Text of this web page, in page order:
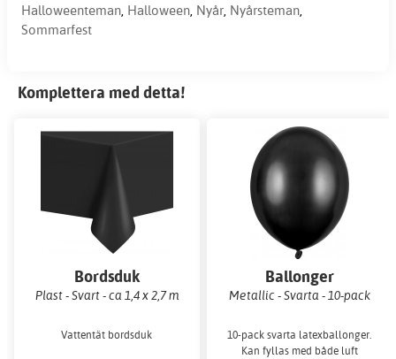
Halloweenteman, Halloween, Nyår, Nyårsteman,
Sommarfest
Komplettera med detta!
Bordsduk
Plast - Svart - ca 1,4 x 2,7 m
Vattentät bordsduk
Ballonger
Metallic - Svarta - 10-pack
10-pack svarta latexballonger.
Kan fyllas med både luft